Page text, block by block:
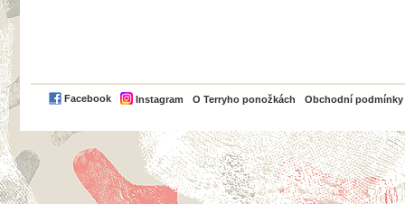
Facebook Instagram O Terryho ponožkách Obchodní podmínky
PayPal